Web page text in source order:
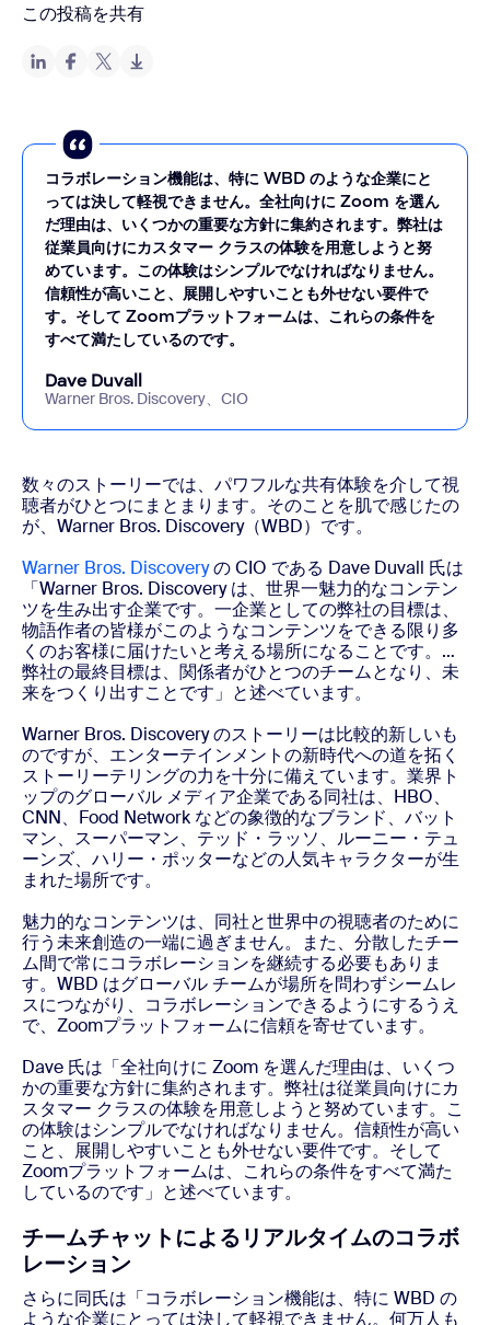
この投稿を共有
コラボレーション機能は、特に WBD のような企業にと
っては決して軽視できません。全社向けに Zoom を選ん
だ理由は、いくつかの重要な方針に集約されます。弊社は
従業員向けにカスタマー クラスの体験を用意しようと努
めています。この体験はシンプルでなければなりません。
信頼性が高いこと、展開しやすいことも外せない要件で
す。そして Zoomプラットフォームは、これらの条件を
すべて満たしているのです。
Dave Duvall
Warner Bros. Discovery、CIO
数々のストーリーでは、パワフルな共有体験を介して視
聴者がひとつにまとまります。そのことを肌で感じたの
が、Warner Bros. Discovery（WBD）です。
Warner Bros. Discoveryの CIO である Dave Duvall 氏は
「Warner Bros. Discovery は、世界一魅力的なコンテン
ツを生み出す企業です。一企業としての弊社の目標は、
物語作者の皆様がこのようなコンテンツをできる限り多
くのお客様に届けたいと考える場所になることです。…
弊社の最終目標は、関係者がひとつのチームとなり、未
来をつくり出すことです」と述べています。
Warner Bros. Discovery のストーリーは比較的新しいも
のですが、エンターテインメントの新時代への道を拓く
ストーリーテリングの力を十分に備えています。業界ト
ップのグローバル メディア企業である同社は、HBO、
CNN、Food Network などの象徴的なブランド、バット
マン、スーパーマン、テッド・ラッソ、ルーニー・テュ
ーンズ、ハリー・ポッターなどの人気キャラクターが生
まれた場所です。
魅力的なコンテンツは、同社と世界中の視聴者のために
行う未来創造の一端に過ぎません。また、分散したチー
ム間で常にコラボレーションを継続する必要もありま
す。WBD はグローバル チームが場所を問わずシームレ
スにつながり、コラボレーションできるようにするうえ
で、Zoomプラットフォームに信頼を寄せています。
Dave 氏は「全社向けに Zoom を選んだ理由は、いくつ
かの重要な方針に集約されます。弊社は従業員向けにカ
スタマー クラスの体験を用意しようと努めています。こ
の体験はシンプルでなければなりません。信頼性が高い
こと、展開しやすいことも外せない要件です。そして
Zoomプラットフォームは、これらの条件をすべて満た
しているのです」と述べています。
チームチャットによるリアルタイムのコラボ
レーション
さらに同氏は「コラボレーション機能は、特に WBD の
ような企業にとっては決して軽視できません。何万人も